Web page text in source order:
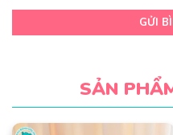
GỬI
SẢN